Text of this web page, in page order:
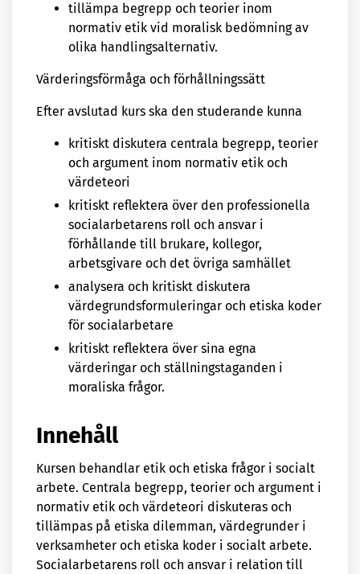
tillämpa begrepp och teorier inom
normativ etik vid moralisk bedömning av
olika handlingsalternativ.
Värderingsförmåga och förhållningssätt
Efter avslutad kurs ska den studerande kunna
kritiskt diskutera centrala begrepp, teorier
och argument inom normativ etik och
värdeteori
kritiskt reflektera över den professionella
socialarbetarens roll och ansvar i
förhållande till brukare, kollegor,
arbetsgivare och det övriga samhället
analysera och kritiskt diskutera
värdegrundsformuleringar och etiska koder
för socialarbetare
kritiskt reflektera över sina egna
värderingar och ställningstaganden i
moraliska frågor.
Innehåll
Kursen behandlar etik och etiska frågor i socialt
arbete. Centrala begrepp, teorier och argument i
normativ etik och värdeteori diskuteras och
tillämpas på etiska dilemman, värdegrunder i
verksamheter och etiska koder i socialt arbete.
Socialarbetarens roll och ansvar i relation till